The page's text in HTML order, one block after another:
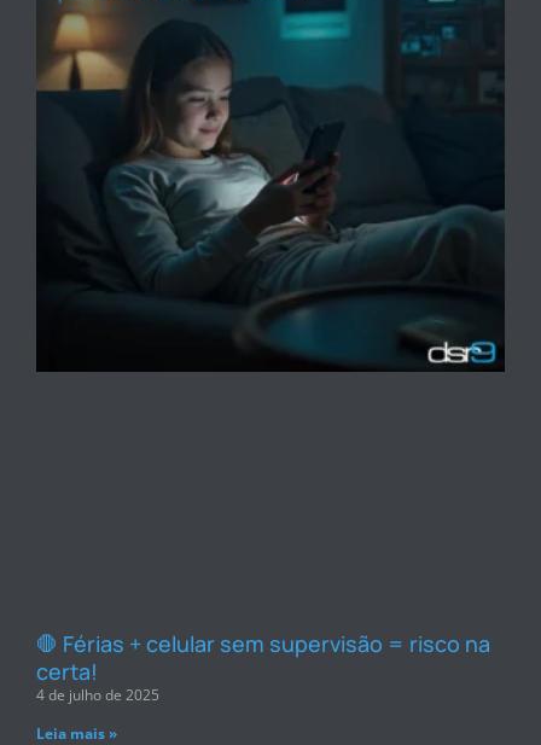
🛑 Férias + celular sem supervisão = risco na
certa!
4 de julho de 2025
Leia mais »